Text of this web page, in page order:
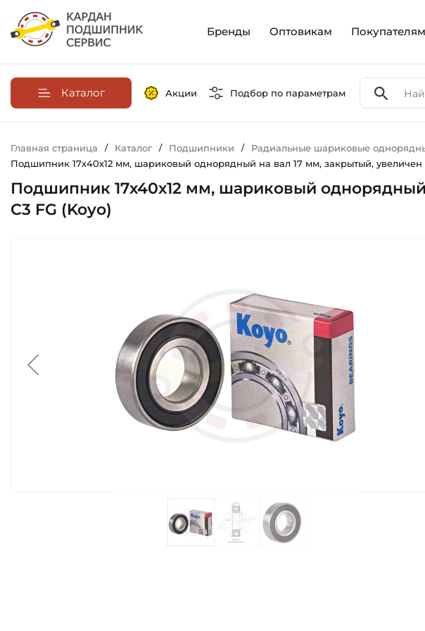
Бренды Оптовикам Покупателям
Каталог Акции Подбор по параметрам
Главная страница / Каталог / Подшипники / Радиальные шариковые
Подшипник 17х40х12 мм, шариковый однорядный на вал 17 мм, закрытый, увеличен
Подшипник 17х40х12 мм, шариковый однорядный
C3 FG (Koyo)